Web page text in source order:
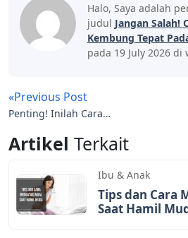
Halo, Saya adalah
judul Jangan Salah!
Kembung Tepat
pada 19 July 2026 di
«Previous Post
Penting! Inilah Cara
yang Gatal dan
Artikel Terkait
Ibu & Anak
Tips dan Cara
Saat Hamil